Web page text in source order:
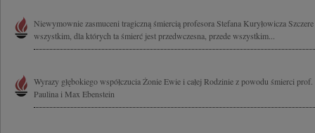
Niewymownie zasmuceni tragiczną śmiercią profesora Stefana Kuryłowicza
wszystkim, dla których ta śmierć jest przedwczesna, przede wszystkim...
Wyrazy głębokiego współczucia Żonie Ewie i całej Rodzinie z powodu śmierci prof.
Paulina i Max Ebenstein